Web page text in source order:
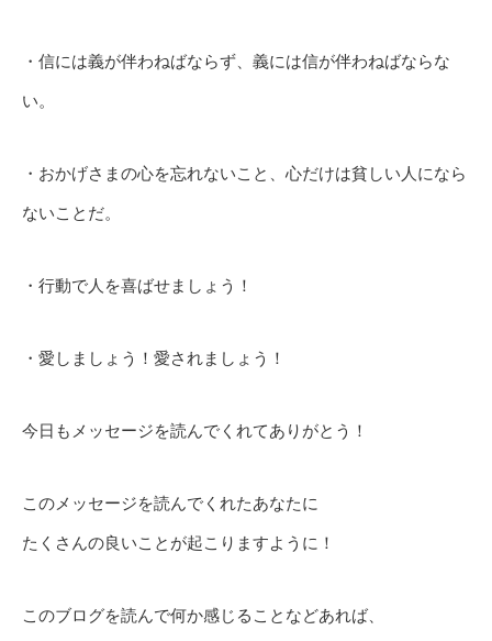
・信には義が伴わねばならず、義には信が伴わねばならな
い。
・おかげさまの心を忘れないこと、心だけは貧しい人になら
ないことだ。
・行動で人を喜ばせましょう！
・愛しましょう！愛されましょう！
今日もメッセージを読んでくれてありがとう！
このメッセージを読んでくれたあなたに
たくさんの良いことが起こりますように！
このブログを読んで何か感じることなどあれば、